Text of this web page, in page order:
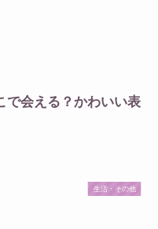
で会える？かわいい表
生活・その他